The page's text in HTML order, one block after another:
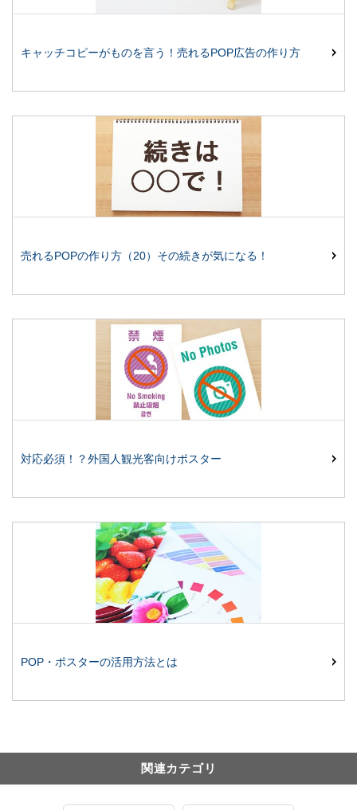
キャッチコピーがものを言う！売れるPOP広告の作り方
売れるPOPの作り方（20）その続きが気になる！
対応必須！？外国人観光客向けポスター
POP・ポスターの活用方法とは
関連カテゴリ